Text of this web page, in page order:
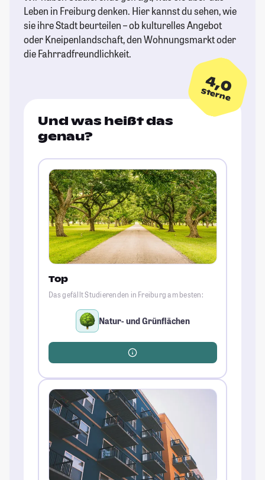
Leben in Freiburg denken. Hier kannst du sehen, wie
sie ihre Stadt beurteilen – ob kulturelles Angebot
oder Kneipenlandschaft, den Wohnungsmarkt oder
die Fahrradfreundlichkeit.
4,0
Sterne
Und was heißt das
genau?
Top
Das gefällt Studierenden in Freiburg am besten:
Natur- und Grünflächen